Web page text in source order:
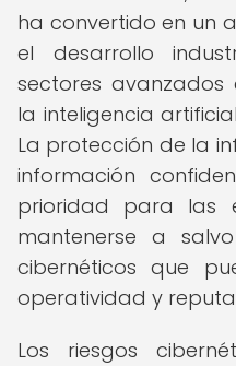
ha convertido en un
el desarrollo
sectores
la inteligencia
La protección de la
información
prioridad para las
mantenerse a
cibernéticos que
operatividad y
Los riesgos